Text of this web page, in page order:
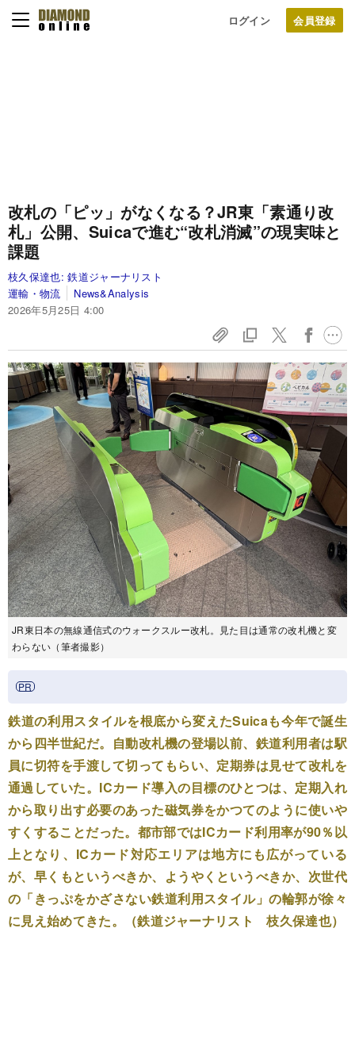
ログイン
改札の「ピッ」がなくなる？JR東「素通り改
札」公開、Suicaで進む“改札消滅”の現実味と
課題
枝久保達也:鉄道ジャーナリスト
運輸・物流
News&Analysis
2026年5月25日 4:00
JR東日本の無線通信式のウォークスルー改札。見た目は通常の改札機と変
わらない（筆者撮影）
鉄道の利用スタイルを根底から変えたSuicaも今年で誕生
から四半世紀だ。自動改札機の登場以前、鉄道利用者は駅
員に切符を手渡して切ってもらい、定期券は見せて改札を
通過していた。ICカード導入の目標のひとつは、定期入れ
から取り出す必要のあった磁気券をかつてのように使いや
すくすることだった。都市部ではICカード利用率が90％以
上となり、ICカード対応エリアは地方にも広がっている
が、早くもというべきか、ようやくというべきか、次世代
の「きっぷをかざさない鉄道利用スタイル」の輪郭が徐々
に見え始めてきた。（鉄道ジャーナリスト 枝久保達也）